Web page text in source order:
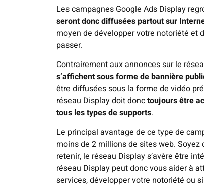
Les campagnes Google Ads Display
seront donc diffusées partout sur
moyen de développer votre notoriété et
passer.
Contrairement aux annonces sur le
s’affichent sous forme de bannière
être diffusées sous la forme de vidéo
réseau Display doit donctoujours être
tous les types de supports.
Le principal avantage de ce type de
moins de 2 millions de sites web. Soyez
retenir, le réseau Display s’avère être
réseau Display peut donc vous aider à
services, développer votre notoriété ou